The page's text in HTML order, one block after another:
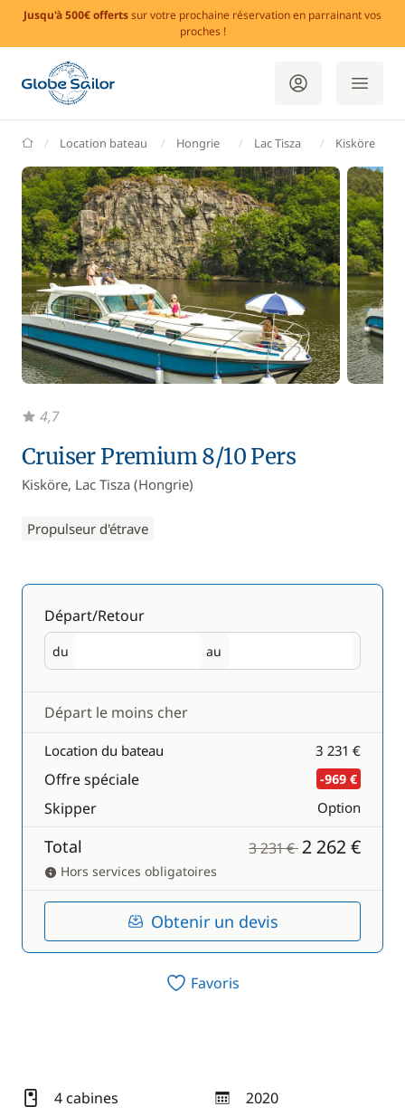
Jusqu'à 500€ offertssur votre prochaine réservation en parrainant vos
proches !
GlobeSailor
Location bateau Hongrie Lac Tisza Kisköre
Cruiser Premium 8/10 Pers
Kisköre, Lac Tisza (Hongrie)
Propulseur d'étrave
4,7
Départ/Retour
du
Départ au
Retour
Départ le moins cher
Location du bateau 3 231 €
Offre spéciale -969 €
Skipper Option
Total 3 231 €2 262 €
Hors services obligatoires
Obtenir un devis
Favoris
4 cabines 2020
année